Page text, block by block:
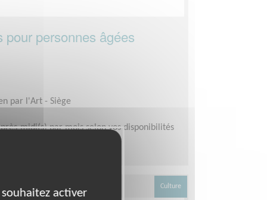
personnes âgées
par l'Art - Siège
midi(s) par mois selon vos disponibilités
Culture
activer